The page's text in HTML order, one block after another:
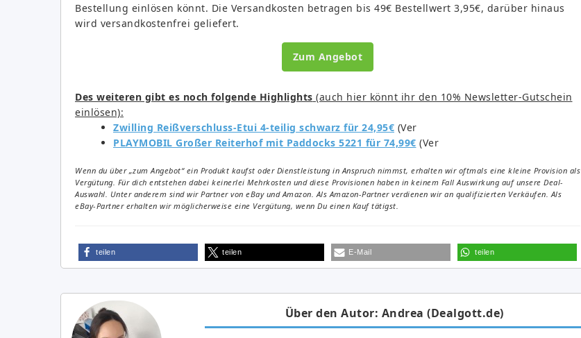
Bestellung einlösen könnt. Die Versandkosten betragen bis 49€ Bestellwert 3,95€, darüber hinaus
wird versandkostenfrei geliefert.
Zum Angebot
Des weiteren gibt es noch folgende Highlights (auch hier könnt ihr den 10% Newsletter-Gutschein
einlösen):
Zwilling Reißverschluss-Etui 4-teilig schwarz für 24,95€ (Ver
PLAYMOBIL Großer Reiterhof mit Paddocks 5221 für 74,99€ (Ver
Wenn du über „zum Angebot“ ein Produkt kaufst oder Dienstleistung in Anspruch nimmst, erhalten wir oftmals eine kleine Provision als
Vergütung. Für dich entstehen dabei keinerlei Mehrkosten und diese Provisionen haben in keinem Fall Auswirkung auf unsere Deal-
Auswahl. Unter anderem sind wir Partner von eBay und Amazon. Als Amazon-Partner verdienen wir an qualifizierten Verkäufen. Als
eBay-Partner erhalten wir möglicherweise eine Vergütung, wenn Du einen Kauf tätigst.
teilen teilen E-Mail teilen
Über den Autor: Andrea (Dealgott.de)